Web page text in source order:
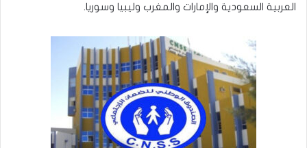
العربية السعودية والإمارات والمغرب وليبيا وسوريا.